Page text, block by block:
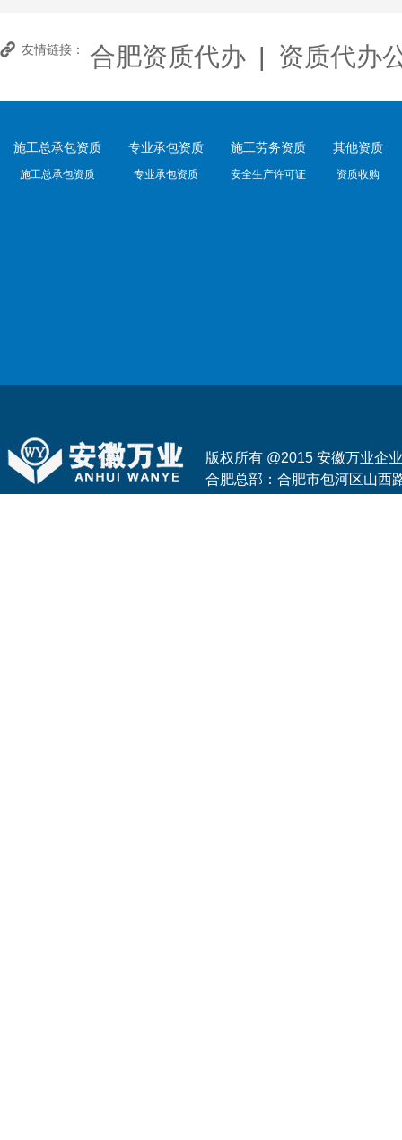
友情链接： 合肥资质代办 | 资质代办
施工总承包资质
施工总承包资质
专业承包资质
专业承包资质
施工劳务资质
安全生产许可证
其他资质
资质收购
版权所有 @2015 安徽万业企
合肥总部：合肥市包河区山西